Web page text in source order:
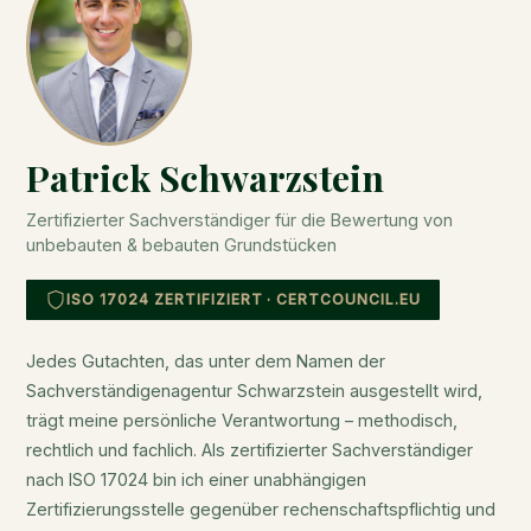
Patrick Schwarzstein
Zertifizierter Sachverständiger für die Bewertung von
unbebauten & bebauten Grundstücken
ISO 17024 ZERTIFIZIERT · CERTCOUNCIL.EU
Jedes Gutachten, das unter dem Namen der
Sachverständigenagentur Schwarzstein ausgestellt wird,
trägt meine persönliche Verantwortung – methodisch,
rechtlich und fachlich. Als zertifizierter Sachverständiger
nach ISO 17024 bin ich einer unabhängigen
Zertifizierungsstelle gegenüber rechenschaftspflichtig und